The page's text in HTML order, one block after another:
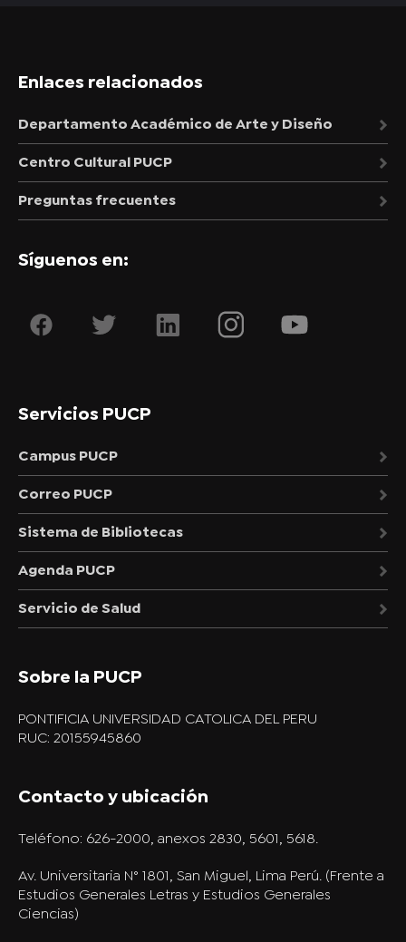
Enlaces relacionados
Departamento Académico de Arte y Diseño
Centro Cultural PUCP
Preguntas frecuentes
Síguenos en:
Servicios PUCP
Campus PUCP
Correo PUCP
Sistema de Bibliotecas
Agenda PUCP
Servicio de Salud
Sobre la PUCP
PONTIFICIA UNIVERSIDAD CATOLICA DEL PERU
RUC: 20155945860
Contacto y ubicación
Teléfono: 626-2000, anexos 2830, 5601, 5618.
Av. Universitaria N° 1801, San Miguel, Lima Perú. (Frente a
Estudios Generales Letras y Estudios Generales
Ciencias)